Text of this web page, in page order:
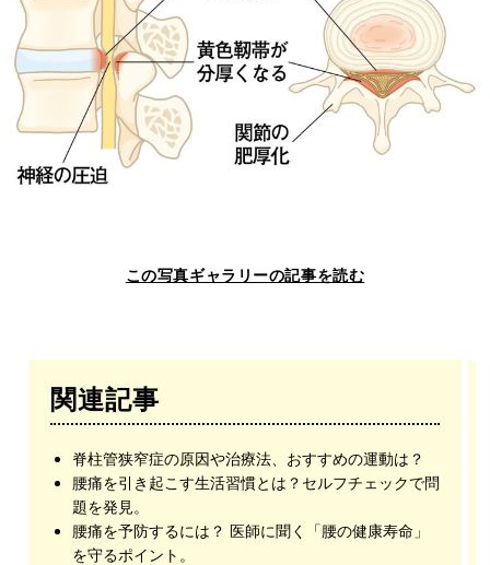
この写真ギャラリーの記事を読む
関連記事
脊柱管狭窄症の原因や治療法、おすすめの運動は？
腰痛を引き起こす生活習慣とは？セルフチェックで問
題を発見。
腰痛を予防するには？ 医師に聞く「腰の健康寿命」
を守るポイント。